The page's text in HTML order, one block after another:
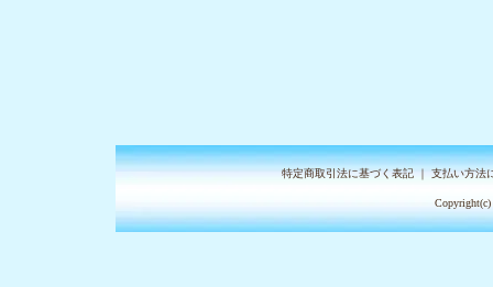
特定商取引法に基づく表記｜支払い方法